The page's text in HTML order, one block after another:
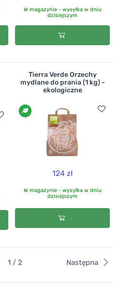
W magazynie - wysyłka w dniu
dzisiejszym
Tierra Verde Orzechy
mydlane do prania (1 kg) -
ekologiczne
124 zł
W magazynie - wysyłka w dniu
dzisiejszym
1 / 2 Następna